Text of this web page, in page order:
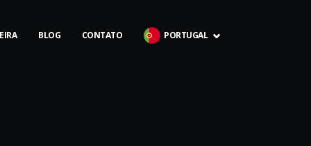
BLOG CONTATO PORTUGAL